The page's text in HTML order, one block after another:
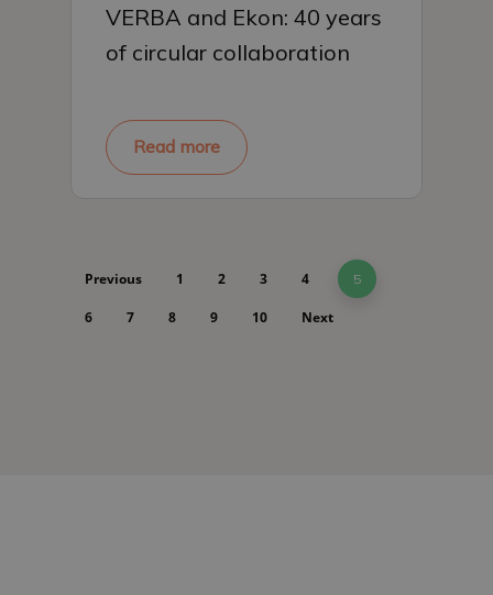
VERBA and Ekon: 40 years
of circular collaboration
Read more
Previous 1 2 3 4 5
6 7 8 9 10 Next